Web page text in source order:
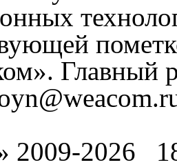
Главный
2009-2026